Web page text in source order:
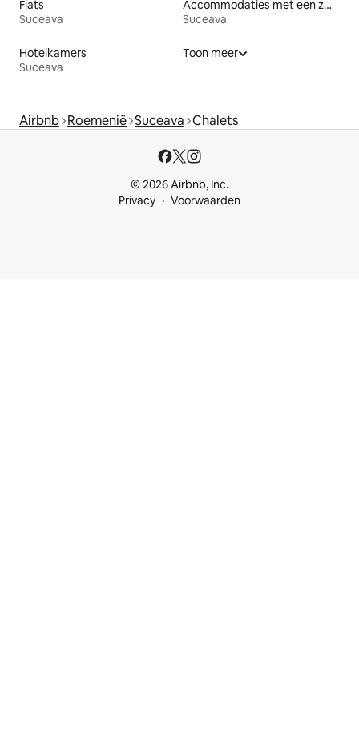
Flats
Suceava
Accommodaties met een zwembad
Suceava
Hotelkamers
Suceava
Toon meer
Airbnb Roemenië Suceava Chalets
© 2026 Airbnb, Inc.
Privacy
Voorwaarden